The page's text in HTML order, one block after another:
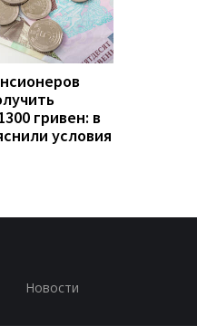
гривен: в
условия
Новости